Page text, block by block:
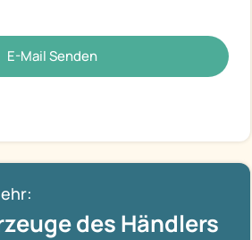
E-Mail Senden
des Händlers